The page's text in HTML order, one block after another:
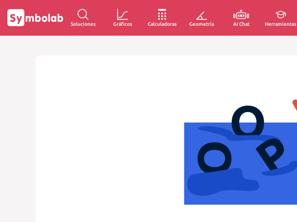
Soluciones Gráficos Calculadoras Geometría AI Chat Herramientas